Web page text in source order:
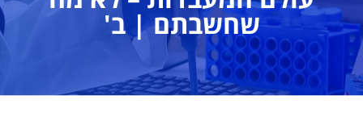
בִּקְלִיק
הַמְּסַיַּעַת
לִנְגִישׁוּת
הָאֲתָר.
שחשבתם | ב'